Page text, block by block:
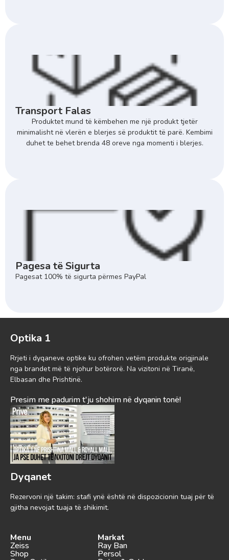
Transport Falas
Produktet mund të këmbehen me një produkt tjetër
minimalisht në vlerën e blerjes së produktit të parë. Kembimi
duhet te behet brenda 48 oreve nga momenti i blerjes.
Pagesa të Sigurta
Pagesat 100% të sigurta përmes PayPal
Optika 1
Rrjeti i dyqaneve optike ku ofrohen vetëm produkte origjinale
nga brandet më të njohur botërorë. Na vizitoni në Tiranë,
Elbasan dhe Prishtinë.
Presim me padurim t'ju shohim në dyqanin tonë!
Dyqanet
Rezervoni një takim: stafi ynë është në dispozicionin tuaj për të
gjitha nevojat tuaja të shikimit.
Menu
Zeiss
Shop
Markat
Ray Ban
Persol